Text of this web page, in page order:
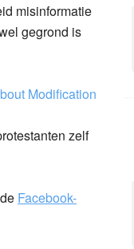
misinformatie
gegrond is
zelf
Facebook-